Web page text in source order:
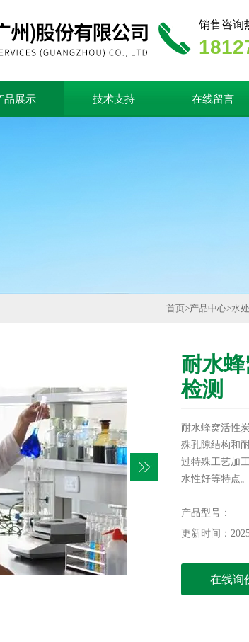
销售咨询
品展示 技术支持 在线留言
首页>产品中心>水
耐水
检测
耐水蜂窝活性
殊孔隙结构和
过特殊工艺加
水性好等特点
空气中的有害
产品型号：
更新时间：
在线询